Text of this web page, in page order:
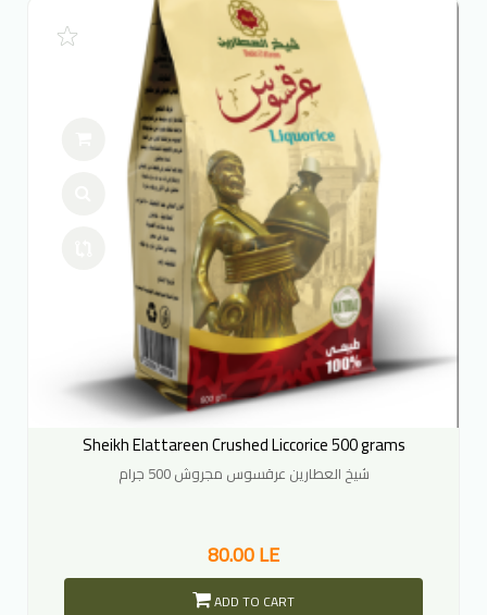
Sheikh Elattareen Crushed Liccorice 500 grams
شيخ العطارين عرقسوس مجروش 500 جرام
80.00 LE
ADD TO CART